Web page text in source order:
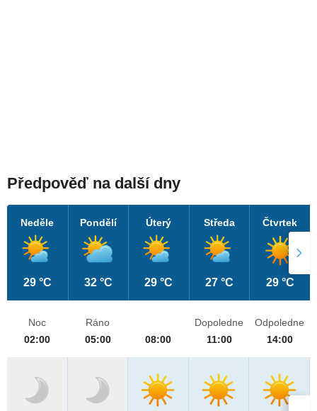
Předpověď na další dny
Neděle
29 °C
Pondělí
32 °C
Úterý
29 °C
Středa
27 °C
Čtvrtek
29 °C
Noc
02:00
Ráno
05:00
08:00
Dopoledne
11:00
Odpoledne
14:00